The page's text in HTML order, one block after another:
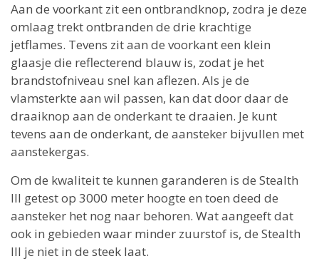
Aan de voorkant zit een ontbrandknop, zodra je deze
omlaag trekt ontbranden de drie krachtige
jetflames. Tevens zit aan de voorkant een klein
glaasje die reflecterend blauw is, zodat je het
brandstofniveau snel kan aflezen. Als je de
vlamsterkte aan wil passen, kan dat door daar de
draaiknop aan de onderkant te draaien. Je kunt
tevens aan de onderkant, de aansteker bijvullen met
aanstekergas.
Om de kwaliteit te kunnen garanderen is de Stealth
lll getest op 3000 meter hoogte en toen deed de
aansteker het nog naar behoren. Wat aangeeft dat
ook in gebieden waar minder zuurstof is, de Stealth
lll je niet in de steek laat.